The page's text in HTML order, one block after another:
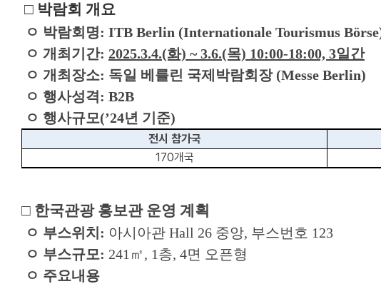
□ 박람회 개요
ㅇ 박람회명: ITB Berlin (Internationale Tourismus
ㅇ 개최기간: 2025.3.4.(화) ~ 3.6.(목) 10:00-18:00, 3일간
ㅇ 개최장소: 독일 베를린 국제박람회장 (Messe Berlin)
ㅇ 행사성격: B2B
ㅇ 행사규모(’24년 기준)
전시 참가국
170개국
□ 한국관광 홍보관 운영 계획
ㅇ 부스위치: 아시아관 Hall 26 중앙, 부스번호 123
ㅇ 부스규모: 241㎡, 1층, 4면 오픈형
ㅇ 주요내용